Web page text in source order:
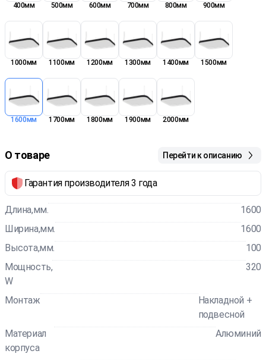
400мм 500мм 600мм 700мм 800мм 900мм
1000мм 1100мм 1200мм 1300мм 1400мм 1500мм
1600мм 1700мм 1800мм 1900мм 2000мм
О товаре Перейти к описанию
Гарантия производителя 3 года
Длина,мм.
1600
Ширина,мм.
1600
Высота,мм.
100
Мощность,
W
320
Монтаж
Накладной +
подвесной
Материал
корпуса
Алюминий